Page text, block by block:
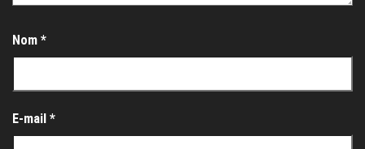
Nom *
E-mail *